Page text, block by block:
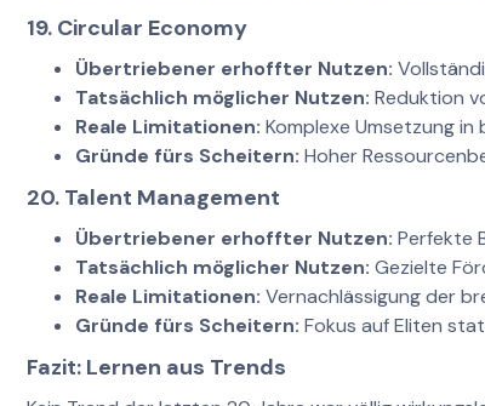
19. Circular Economy
Übertriebener erhoffter Nutzen:
Tatsächlich möglicher Nutzen: Reduktion
Reale Limitationen: Komplexe Umsetzung
Gründe fürs Scheitern: Hoher
20. Talent Management
Übertriebener erhoffter Nutzen: Perfekte
Tatsächlich möglicher Nutzen: Gezielte
Reale Limitationen: Vernachlässigung der
Gründe fürs Scheitern: Fokus auf Eliten
Fazit: Lernen aus Trends